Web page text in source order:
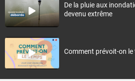
De la pluie aux
devenu extrême
Comment prévoit-on le